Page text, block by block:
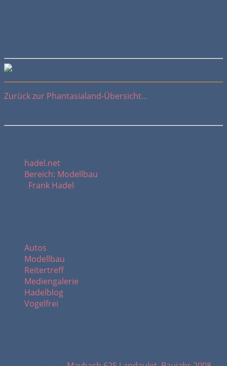
Zurück zur Phantasialand-Übersicht...
hadel.net
Bereich: Modellbau
Frank Hadel
Autos
Modellbau
Reitertreff
Mediengalerie
Hadelblog
Vogelfrei